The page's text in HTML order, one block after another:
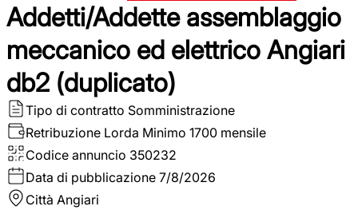
Addetti/Addette assemblaggio
meccanico ed elettrico Angiari
db2 (duplicato)
Tipo di contratto Somministrazione
Retribuzione Lorda Minimo 1700 mensile
Codice annuncio 350232
Data di pubblicazione 7/8/2026
Città Angiari